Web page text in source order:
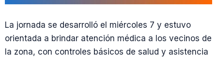
La jornada se desarrolló el miércoles 7 y estuvo
orientada a brindar atención médica a los vecinos de
la zona, con controles básicos de salud y asistencia